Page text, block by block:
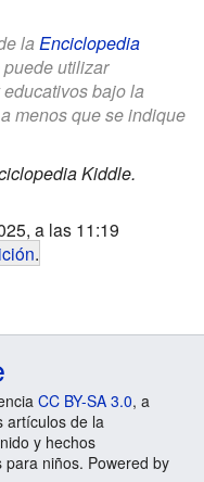
la Enciclopedia
utilizar
bajo la
a menos que se indique
Kiddle.
a las 11:19
.
CC BY-SA 3.0, a
artículos de la
y hechos
para niños. Powered by